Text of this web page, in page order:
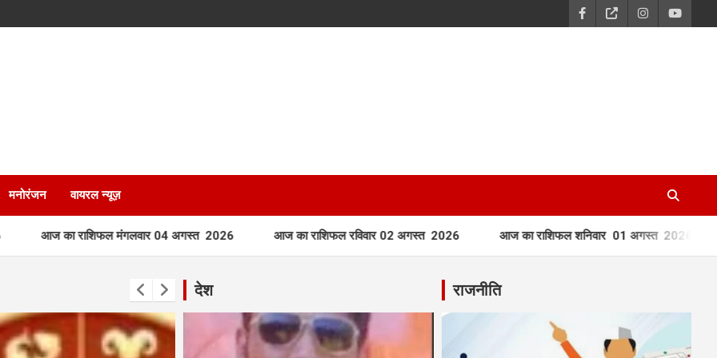
मनोरंजन वायरल न्यूज़
मंगलवार 04 अगस्त 2026 आज का राशिफल रविवार 02 अगस्त 2026 आज का राशिफल शनिवार 01 अगस्त 2026 आज का
देश राजनीति